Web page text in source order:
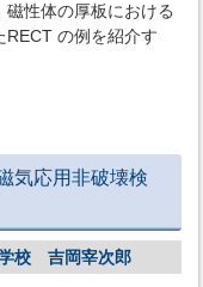
性体の厚板における
RECT の例を紹介す
気応用非破壊検
校 吉岡宰次郎